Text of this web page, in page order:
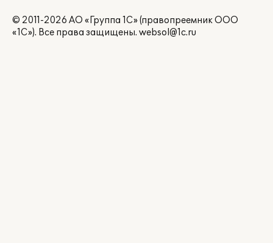
© 2011-2026 АО «Группа 1С» (правопреемник ООО
«1С»). Все права защищены. websol@1c.ru